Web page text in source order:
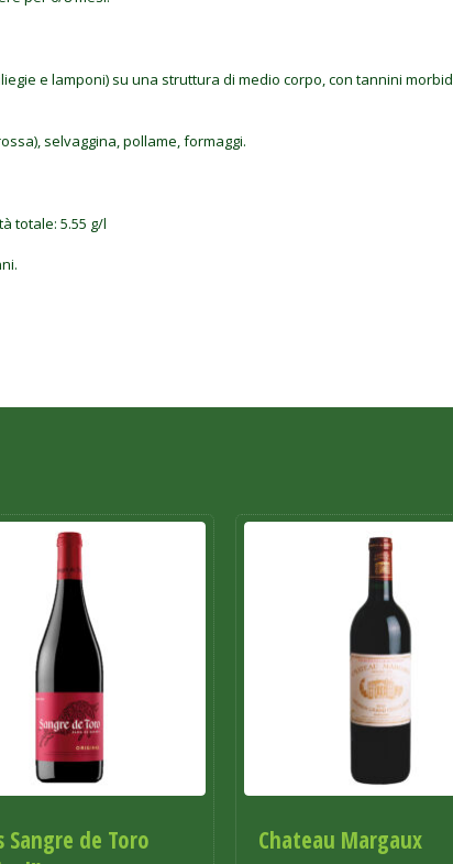
e lamponi) su una struttura di medio corpo, con tannini
selvaggina, pollame, formaggi.
totale: 5.55 g/l
Sangre de Toro
Chateau Margaux